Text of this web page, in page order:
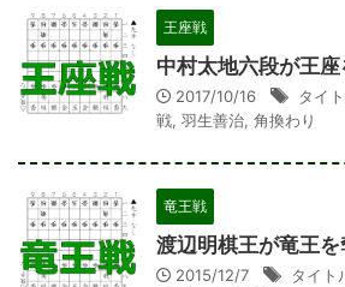
王座戦
中村太地六段が王座
2017/10/16 タイ
戦, 羽生善治, 角換わり
竜王戦
渡辺明棋王が竜王を
2015/12/7 タイト